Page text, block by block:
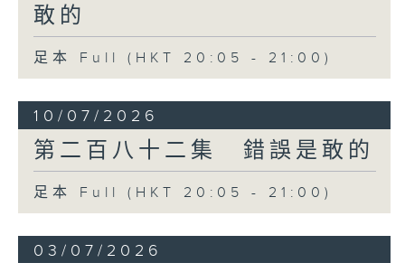
敢的
足本 Full (HKT 20:05 - 21:00)
10/07/2026
第二百八十二集 錯誤是敢的
足本 Full (HKT 20:05 - 21:00)
03/07/2026